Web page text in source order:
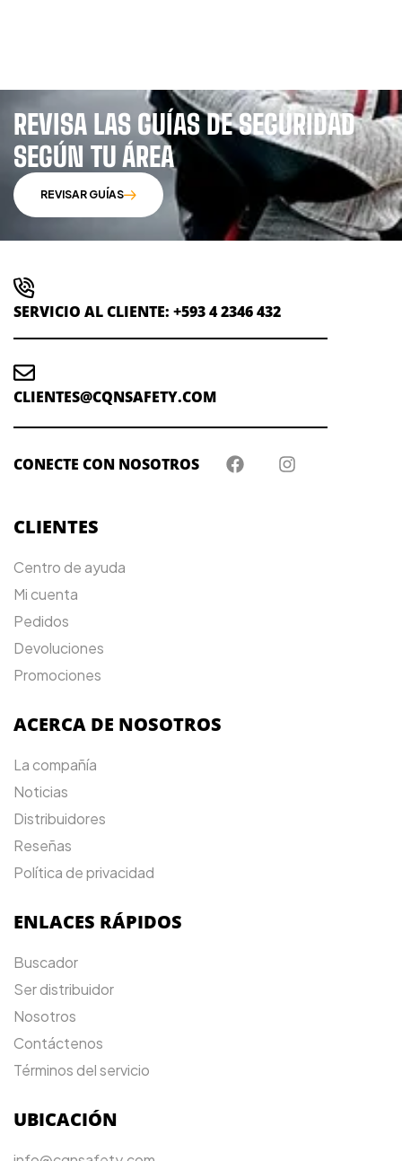
REVISA LAS GUÍAS DE SEGURIDAD
SEGÚN TU ÁREA
REVISAR GUÍAS
SERVICIO AL CLIENTE: +593 4 2346 432
CLIENTES@CQNSAFETY.COM
CONECTE CON NOSOTROS
CLIENTES
Centro de ayuda
Mi cuenta
Pedidos
Devoluciones
Promociones
ACERCA DE NOSOTROS
La compañía
Noticias
Distribuidores
Reseñas
Política de privacidad
ENLACES RÁPIDOS
Buscador
Ser distribuidor
Nosotros
Contáctenos
Términos del servicio
UBICACIÓN